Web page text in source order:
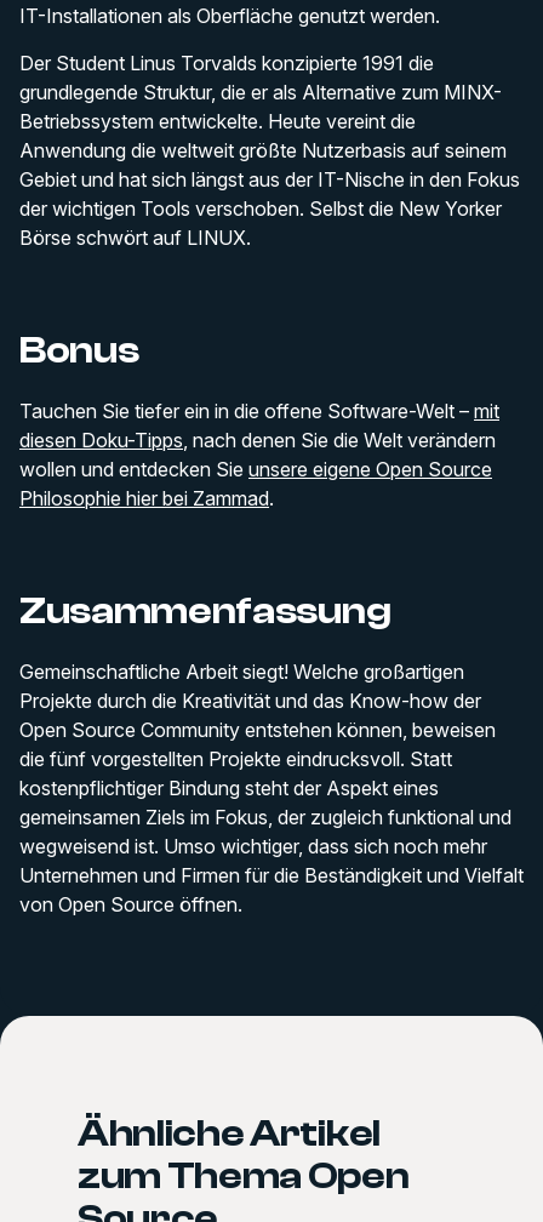
IT-Installationen als Oberfläche genutzt werden.
Der Student Linus Torvalds konzipierte 1991 die
grundlegende Struktur, die er als Alternative zum MINX-
Betriebssystem entwickelte. Heute vereint die
Anwendung die weltweit größte Nutzerbasis auf seinem
Gebiet und hat sich längst aus der IT-Nische in den Fokus
der wichtigen Tools verschoben. Selbst die New Yorker
Börse schwört auf LINUX.
Bonus
Tauchen Sie tiefer ein in die offene Software-Welt – mit
diesen Doku-Tipps, nach denen Sie die Welt verändern
wollen und entdecken Sie unsere eigene Open Source
Philosophie hier bei Zammad.
Zusammenfassung
Gemeinschaftliche Arbeit siegt! Welche großartigen
Projekte durch die Kreativität und das Know-how der
Open Source Community entstehen können, beweisen
die fünf vorgestellten Projekte eindrucksvoll. Statt
kostenpflichtiger Bindung steht der Aspekt eines
gemeinsamen Ziels im Fokus, der zugleich funktional und
wegweisend ist. Umso wichtiger, dass sich noch mehr
Unternehmen und Firmen für die Beständigkeit und Vielfalt
von Open Source öffnen.
Ähnliche Artikel
zum Thema Open